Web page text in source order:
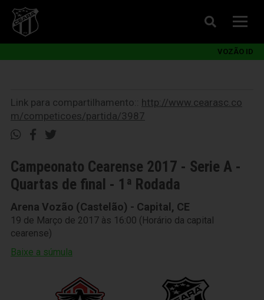
VOZÃO ID
Link para compartilhamento:: http://www.cearasc.co
m/competicoes/partida/3987
Campeonato Cearense 2017 - Serie A -
Quartas de final - 1ª Rodada
Arena Vozão (Castelão) - Capital, CE
19 de Março de 2017 às 16:00 (Horário da capital
cearense)
Baixe a súmula